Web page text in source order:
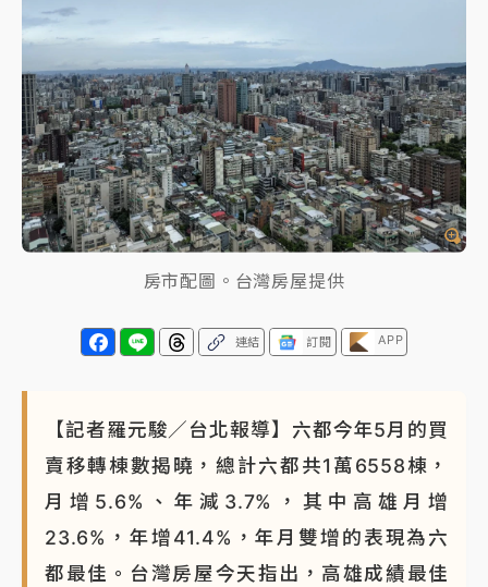
旅局回應了
中信慈善基金會想增加董事人數！辜仲諒向法院聲請遭
駁 理由曝光
故宮《龍藏經》特展第2檔！今線上預約開賣一度塞車
周六起展出延長至晚上7時
台東農業處長涉圖利渡假村！東檢抗告成功 今重開羈
押庭
父親節泡湯了！中颱白海豚雨彈轟3天 「紅到發紫」降
房市配圖。台灣房屋提供
連結 訂閱 APP
【記者羅元駿／台北報導】六都今年5月的買
賣移轉棟數揭曉，總計六都共1萬6558棟，
月增5.6%、年減3.7%，其中高雄月增
23.6%，年增41.4%，年月雙增的表現為六
都最佳。台灣房屋今天指出，高雄成績最佳